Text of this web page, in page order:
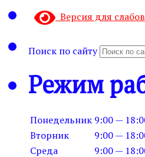
Версия для
Поиск по сайту
Режим
Понедельник 9:00 —
Вторник
9:00 —
Среда
9:00 —